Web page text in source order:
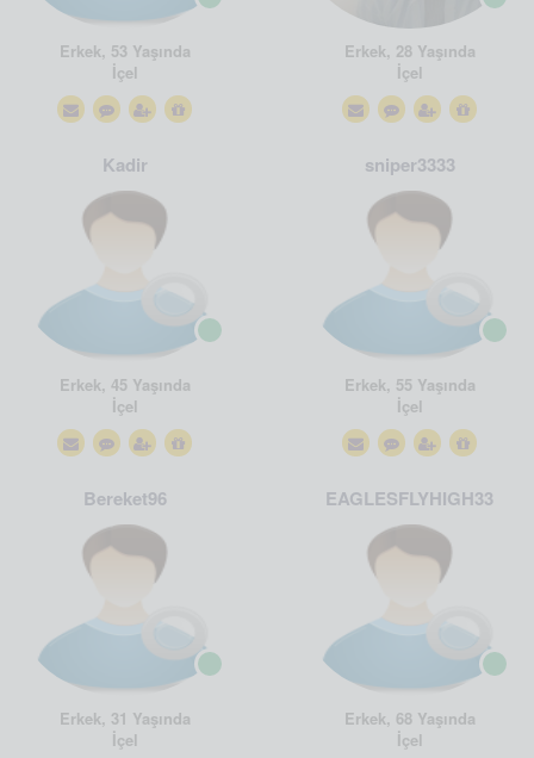
Erkek, 53 Yaşında
İçel
Erkek, 28 Yaşında
İçel
Kadir
Erkek, 45 Yaşında
İçel
sniper3333
Erkek, 55 Yaşında
İçel
Bereket96
Erkek, 31 Yaşında
İçel
EAGLESFLYHIGH33
Erkek, 68 Yaşında
İçel